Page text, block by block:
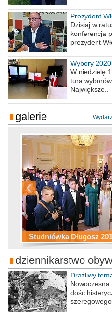
Prezydent
nie
Dzisiaj w
konferencja
prezydent
Wybory
procent
W niedzielę
tura
Największe..
galerie
Studniówka Długosz
ZS Budowlanych
Studniówka LZK
Studniówka Kopernik
Studniówka LMK
Studniówka ZS
2019.01.05
dziennikarstwo
Drażliwy
berlińska
dość
szeregowego